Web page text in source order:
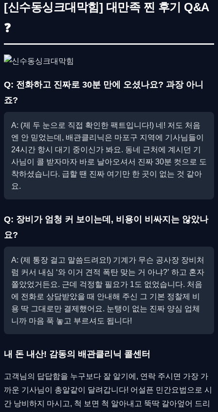
[신수동싱크대막힘] 대만족 찐 후기 Q&A
❓
Q: 전화하고 진짜로 30분 만에 오셨나요? 과장 아니
죠?
A: (제 두 눈으로 직접 확인한 팩트입니다!) 네! 저도 처음
엔 안 믿었는데, 배관클리닉은 마포구 지역에 기사님들이
24시간 항시 대기 중이신가 봐요. 동네 근처에 계시던 기
사님이 콜 받자마자 바로 날아오셔서 진짜 30분 컷으로 도
착하셨습니다. 급할 땐 진짜 여기만 한 곳이 없는 것 같아
요.
Q: 장비가 엄청 커 보이는데, 비용이 비싸지는 않았나
요?
A: (제 통장 걸고 말씀드려요!) 기계가 무슨 공사장 장비처
럼 커서 내심 ‘와 이거 견적 폭탄 맞는 거 아냐?’ 하고 혼자
쫄았었거든요. 근데 걱정할 필요가 1도 없었습니다. 처음
에 전화로 상담받았을 때 안내해 주신 그 기본 정찰제 비
용 딱 그대로만 결제했어요. 눈탱이 없는 진짜 양심 업체
니까 마음 푹 놓고 부르셔도 됩니다!
내 돈 내산! 감동의 배관클리닉 콜센터
고객님의 답답함을 누구보다 잘 알기에, 연락 주시면 가장 가
까운 기사님이 총알같이 달려갑니다! 어설픈 민간요법으로 시
간 낭비하지 마시고, 척 보면 척 알아내고 뚝딱 갈아엎어 드리